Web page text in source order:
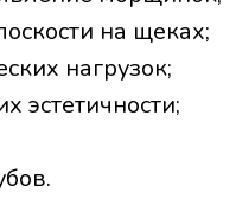
на щеках;
нагрузок;
эстетичности;